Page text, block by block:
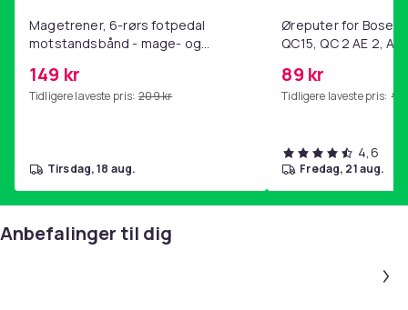
Magetrener, 6-rørs fotpedal
motstandsbånd - mage- og
hjemmegymnastikk Purple
149 kr
Tidligere laveste pris: 209 kr
tirsdag, 18 aug.
Øreputer for Bose
QC15, QC 2 AE 2, AE
89 kr
Tidligere laveste pris: 99
4,6
fredag, 21 aug.
Anbefalinger til dig